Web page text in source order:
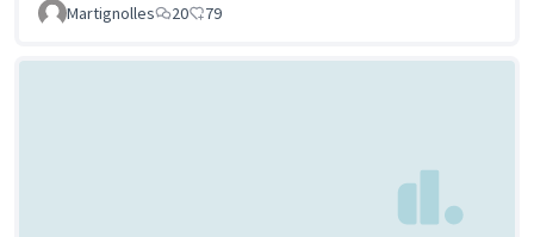
Martignolles
20 79